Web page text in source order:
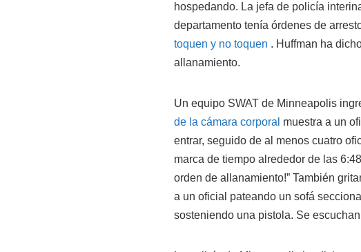
hospedando. La jefa de policía
departamento tenía órdenes de
toquen y no toquen . Huffman ha
allanamiento.
Un equipo SWAT de Minneapolis
de la cámara corporal muestra a un
entrar, seguido de al menos cuatro
marca de tiempo alrededor de las
orden de allanamiento!” También
a un oficial pateando un sofá
sosteniendo una pistola. Se